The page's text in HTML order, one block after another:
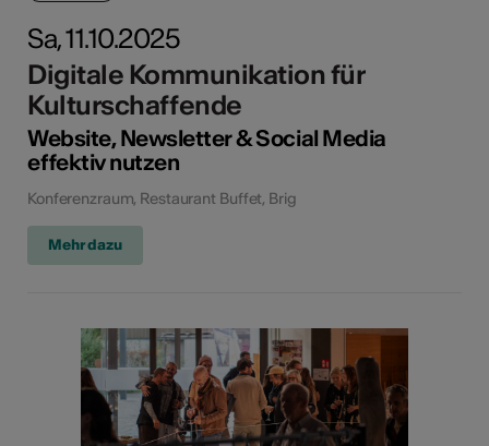
Sa, 11.10.2025
Digitale Kommunikation für
Kulturschaffende
Website, Newsletter & Social Media
effektiv nutzen
Konferenzraum, Restaurant Buffet, Brig
Mehr dazu